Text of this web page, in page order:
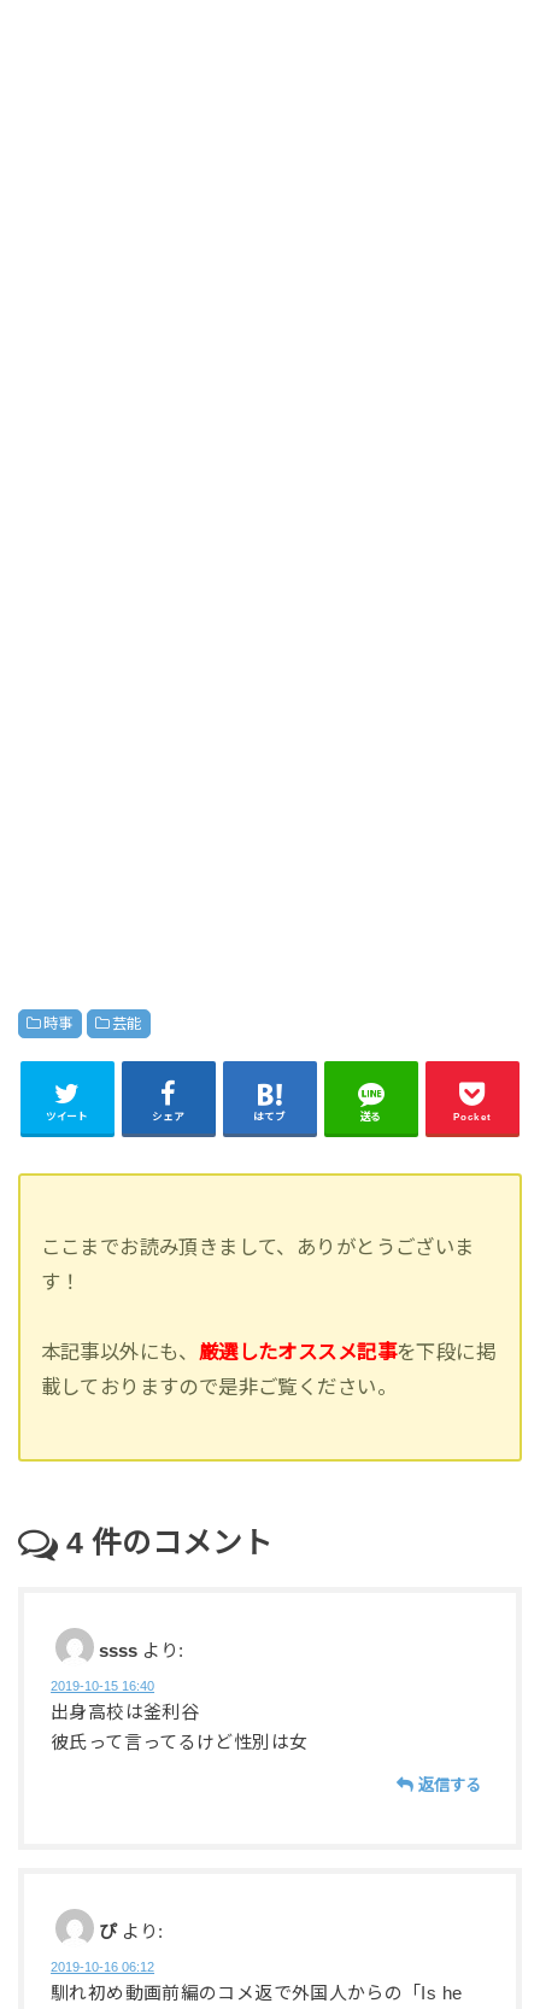
時事 芸能
ツイート シェア はてブ 送る Pocket
ここまでお読み頂きまして、ありがとうございま
す！
本記事以外にも、 厳選したオススメ記事を下段に掲
載しておりますので是非ご覧ください。
4件のコメント
ssss より:
2019-10-15 16:40
出身高校は釜利谷
彼氏って言ってるけど性別は女
返信する
ぴ より:
2019-10-16 06:12
馴れ初め動画前編のコメ返で外国人からの「Is he